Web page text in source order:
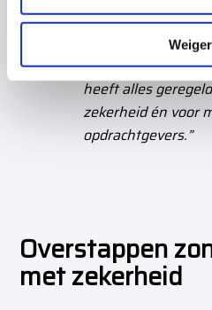
e
Fatima B.,
“Als zelfstandige
opdrachten te
heeft alles
zekerheid én voor
opdrachtgevers.”
Overstappen
met zekerheid